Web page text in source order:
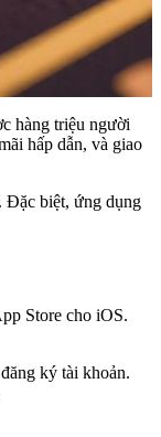
hàng triệu người
hấp dẫn, và giao
Đặc biệt, ứng dụng
Store cho iOS.
ký tài khoản.